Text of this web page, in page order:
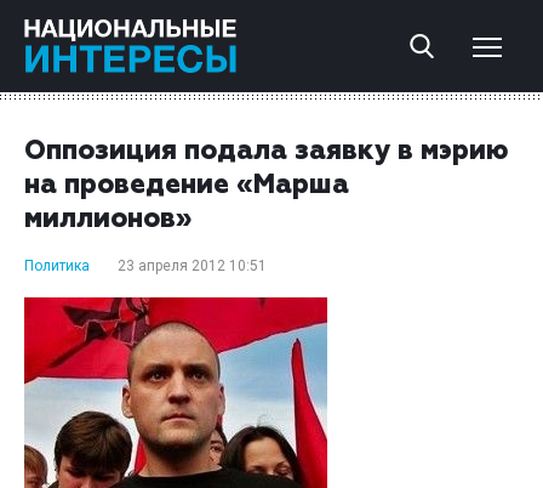
Оппозиция подала заявку в мэрию
на проведение «Марша
миллионов»
Политика 23 апреля 2012 10:51